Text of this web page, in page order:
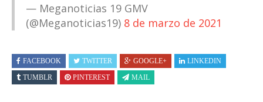
— Meganoticias 19 GMV
(@Meganoticias19) 8 de marzo de 2021
FACEBOOK TWITTER GOOGLE+
LINKEDIN
TUMBLR
PINTEREST MAIL